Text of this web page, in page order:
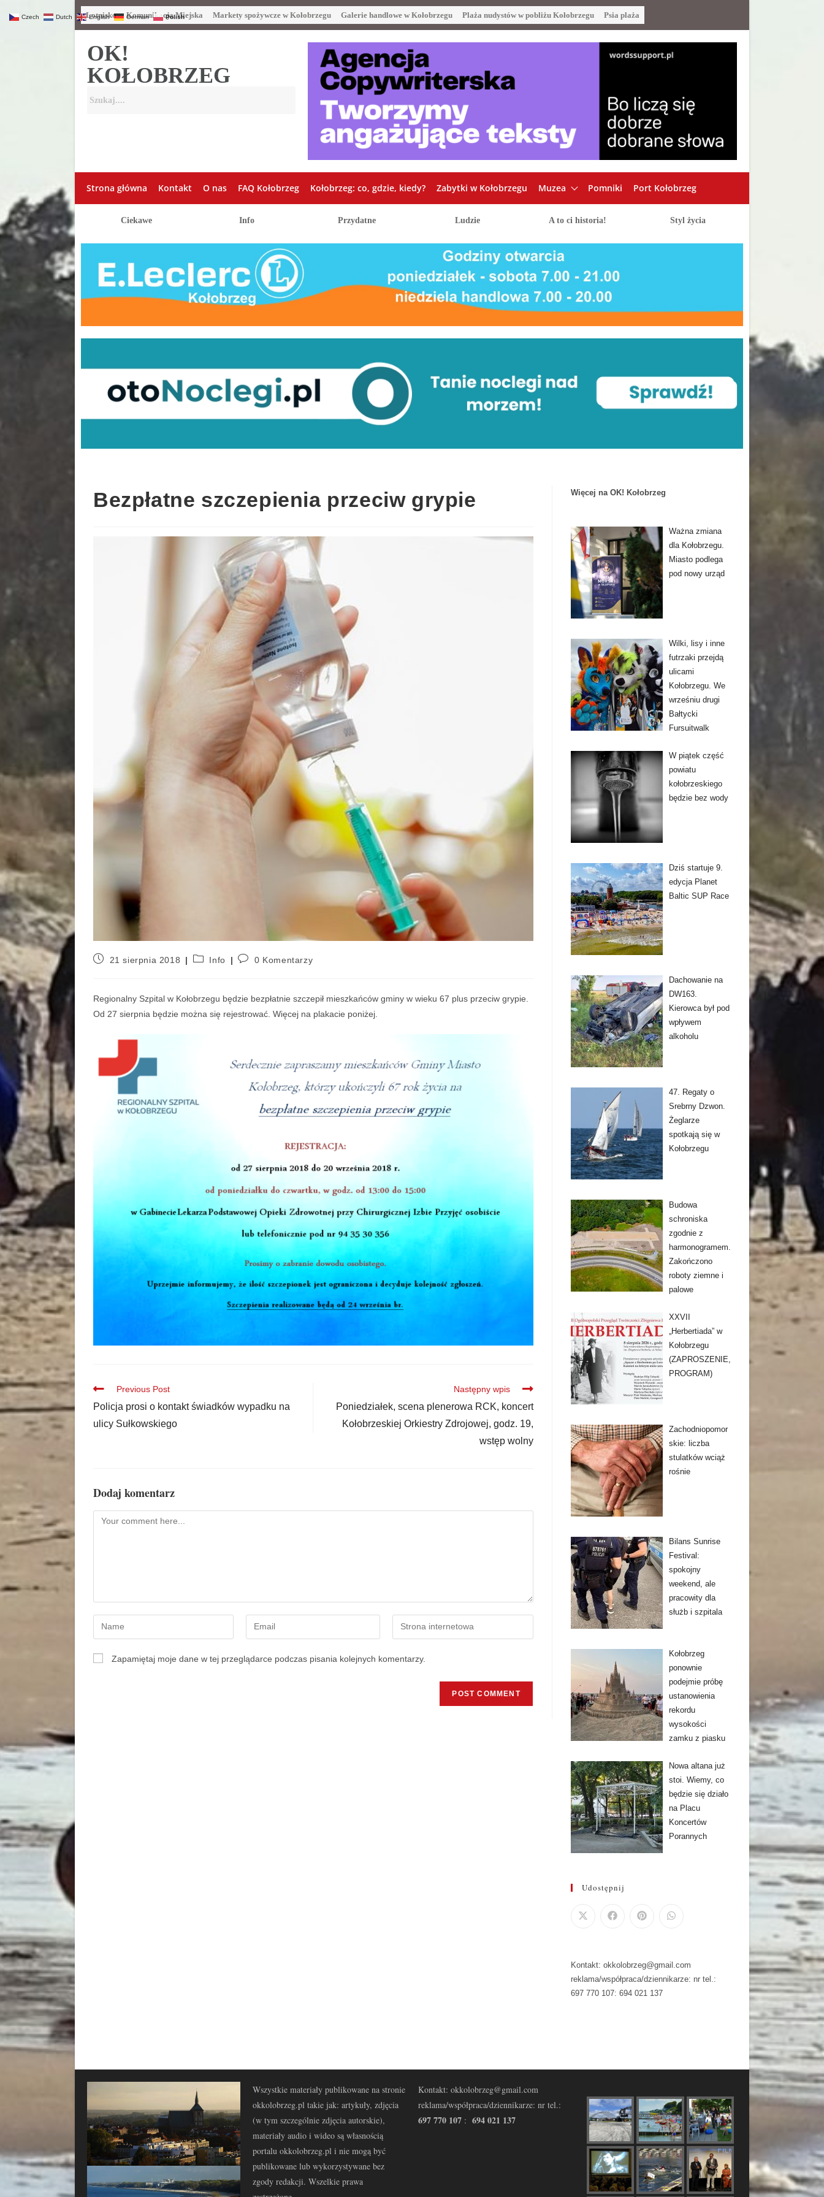
Lotnisko Komunikacja Miejska Markety spożywcze w Kołobrzegu Galerie handlowe w Kołobrzegu Plaża nudystów w pobliżu Kołobrzegu Psia plaża
OK!
KOŁOBRZEG
Strona główna Kontakt O nas FAQ Kołobrzeg Kołobrzeg: co, gdzie, kiedy? Zabytki w Kołobrzegu Muzea Pomniki Port Kołobrzeg
Ciekawe Info Przydatne Ludzie A to ci historia! Styl życia
Bezpłatne szczepienia przeciw grypie
21 sierpnia 2018 Info 0 Komentarzy
Regionalny Szpital w Kołobrzegu będzie bezpłatnie szczepił mieszkańców gminy w wieku 67 plus przeciw grypie.
Od 27 sierpnia będzie można się rejestrować. Więcej na plakacie poniżej.
Previous Post
Policja prosi o kontakt świadków wypadku na
ulicy Sułkowskiego
Następny wpis
Poniedziałek, scena plenerowa RCK, koncert
Kołobrzeskiej Orkiestry Zdrojowej, godz. 19,
wstęp wolny
Dodaj komentarz
Zapamiętaj moje dane w tej przeglądarce podczas pisania kolejnych komentarzy.
Więcej na OK! Kołobrzeg
Ważna zmiana
dla Kołobrzegu.
Miasto podlega
pod nowy urząd
Wilki, lisy i inne
futrzaki przejdą
ulicami
Kołobrzegu. We
wrześniu drugi
Bałtycki
Fursuitwalk
W piątek część
powiatu
kołobrzeskiego
będzie bez wody
Dziś startuje 9.
edycja Planet
Baltic SUP Race
Dachowanie na
DW163.
Kierowca był pod
wpływem
alkoholu
47. Regaty o
Srebrny Dzwon.
Żeglarze
spotkają się w
Kołobrzegu
Budowa
schroniska
zgodnie z
harmonogramem.
Zakończono
roboty ziemne i
palowe
XXVII
„Herbertiada” w
Kołobrzegu
(ZAPROSZENIE,
PROGRAM)
Zachodniopomor
skie: liczba
stulatków wciąż
rośnie
Bilans Sunrise
Festival:
spokojny
weekend, ale
pracowity dla
służb i szpitala
Kołobrzeg
ponownie
podejmie próbę
ustanowienia
rekordu
wysokości
zamku z piasku
Nowa altana już
stoi. Wiemy, co
będzie się działo
na Placu
Koncertów
Porannych
Udostępnij
Kontakt: okkolobrzeg@gmail.com
reklama/współpraca/dziennikarze: nr tel.:
697 770 107: 694 021 137
Wszystkie materiały publikowane na stronie
okkolobrzeg.pl takie jak: artykuły, zdjęcia
(w tym szczególnie zdjęcia autorskie),
materiały audio i wideo są własnością
portalu okkolobrzeg.pl i nie mogą być
publikowane lub wykorzystywane bez
zgody redakcji. Wszelkie prawa
Kontakt: okkolobrzeg@gmail.com
reklama/współpraca/dziennikarze: nr tel.:
697 770 107 : 694 021 137
Czech Dutch English German Polish